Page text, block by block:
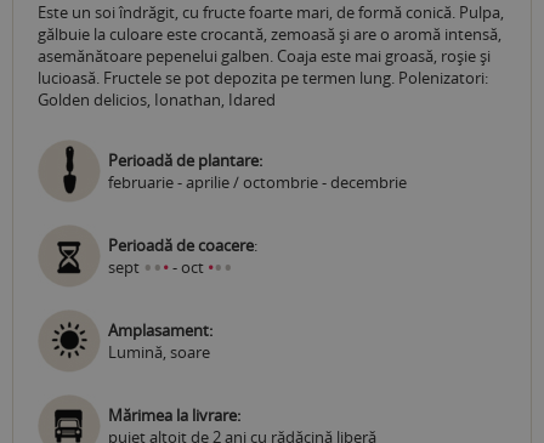
Este un soi îndrăgit, cu fructe foarte mari, de formă conică. Pulpa,
gălbuie la culoare este crocantă, zemoasă și are o aromă intensă,
asemănătoare pepenelui galben. Coaja este mai groasă, roşie și
lucioasă. Fructele se pot depozita pe termen lung. Polenizatori:
Golden delicios, Ionathan, Idared
Perioadă de plantare:
februarie - aprilie / octombrie - decembrie
Perioadă de coacere:
sept •••- oct •••
Amplasament:
Lumină, soare
Mărimea la livrare:
puiet altoit de 2 ani cu rădăcină liberă